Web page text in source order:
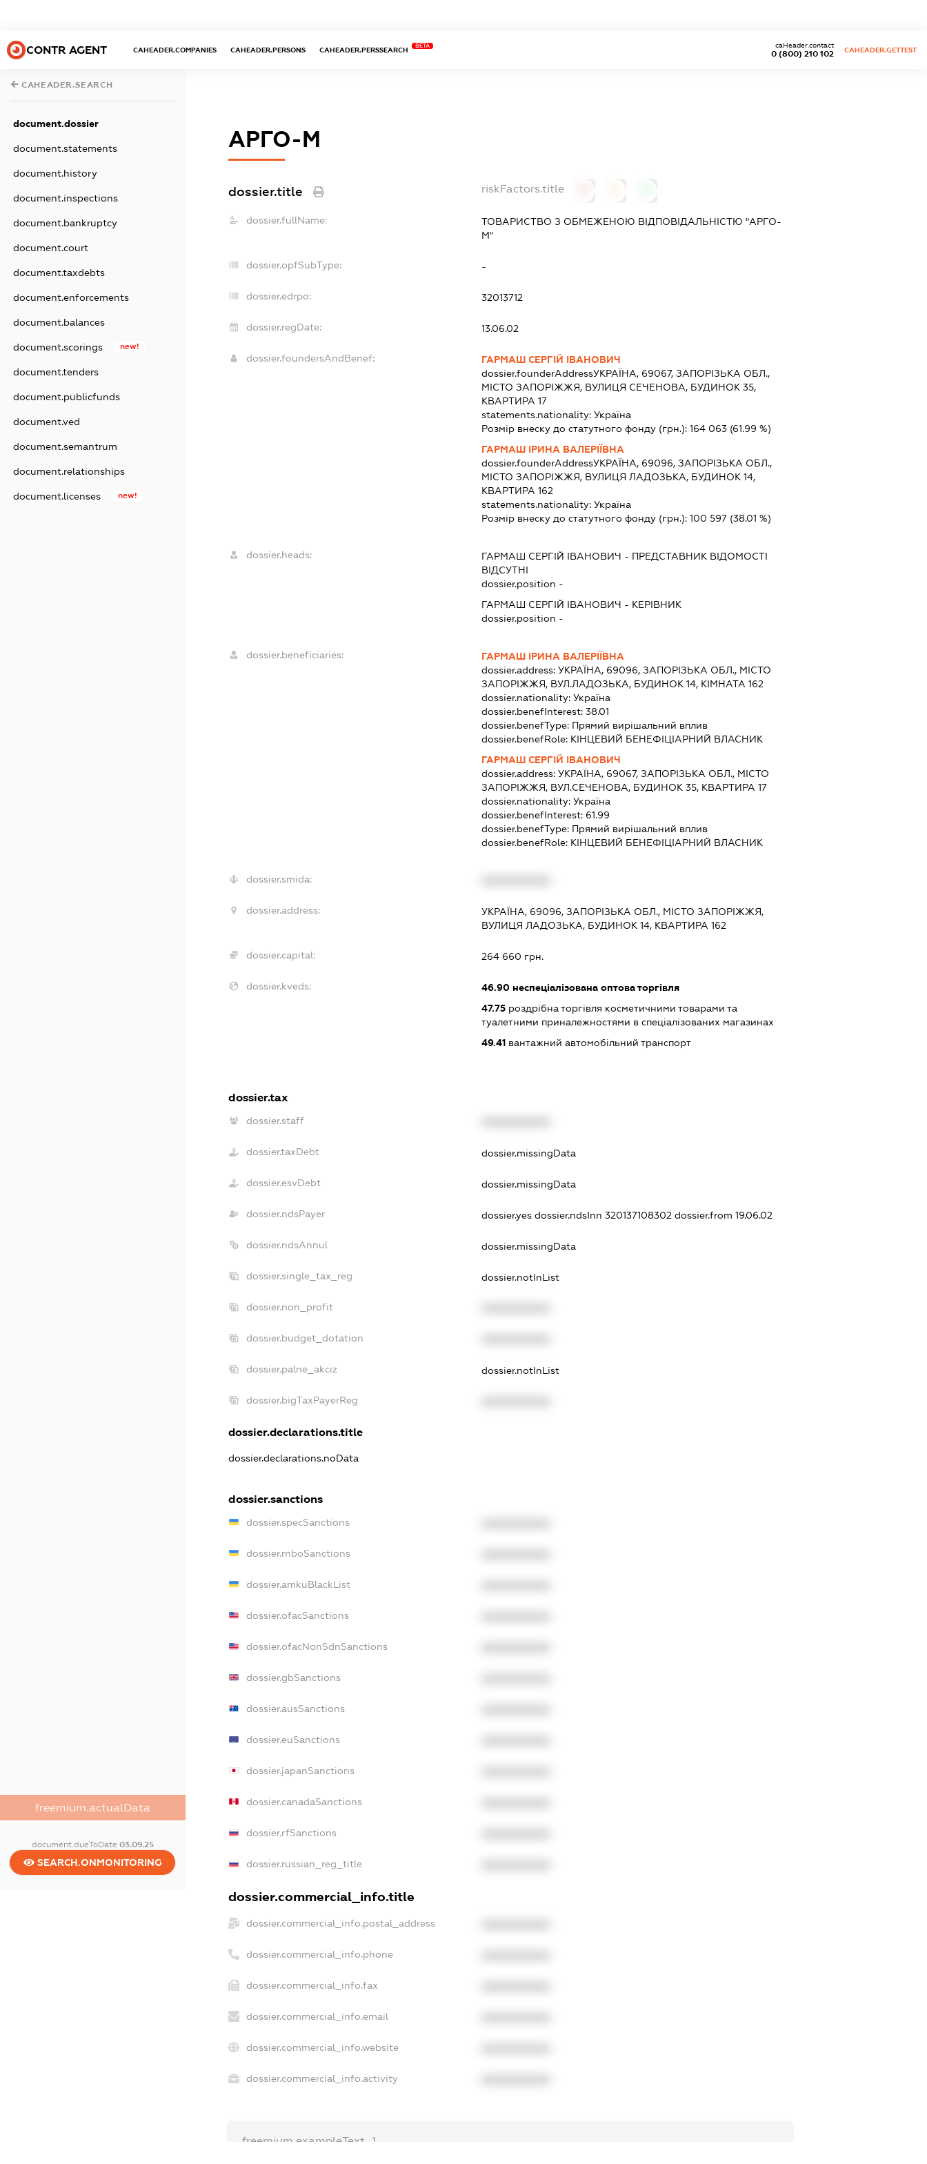
CONTR AGENT CAHEADER.COMPANIES CAHEADER.PERSONS CAHEADER.PERSSEARCH
BETA
0 (800) 210 102
caHeader.contact
CAHEADER.GETTEST
CAHEADER.SEARCH
document.dossier
document.statements
document.history
document.inspections
document.bankruptcy
document.court
document.taxdebts
document.enforcements
document.balances
document.scorings new!
document.tenders
document.publicfunds
document.ved
document.semantrum
document.relationships
document.licenses new!
freemium.actualData
document.dueToDate 03.09.25
SEARCH.ONMONITORING
АРГО-М
dossier.title riskFactors.title
dossier.fullName:
ТОВАРИСТВО З ОБМЕЖЕНОЮ ВІДПОВІДАЛЬНІСТЮ "АРГО-
М"
dossier.opfSubType: -
dossier.edrpo: 32013712
dossier.regDate: 13.06.02
dossier.foundersAndBenef:
ГАРМАШ СЕРГІЙ ІВАНОВИЧ
dossier.founderAddressУКРАЇНА, 69067, ЗАПОРІЗЬКА ОБЛ.,
МІСТО ЗАПОРІЖЖЯ, ВУЛИЦЯ СЕЧЕНОВА, БУДИНОК 35,
КВАРТИРА 17
statements.nationality:Україна
Розмір внеску до статутного фонду (грн.):164 063 (61.99 %)
ГАРМАШ ІРИНА ВАЛЕРІЇВНА
dossier.founderAddressУКРАЇНА, 69096, ЗАПОРІЗЬКА ОБЛ.,
МІСТО ЗАПОРІЖЖЯ, ВУЛИЦЯ ЛАДОЗЬКА, БУДИНОК 14,
КВАРТИРА 162
statements.nationality:Україна
Розмір внеску до статутного фонду (грн.):100 597 (38.01 %)
dossier.heads: ГАРМАШ СЕРГІЙ ІВАНОВИЧ - ПРЕДСТАВНИК ВІДОМОСТІ
ВІДСУТНІ
dossier.position -
ГАРМАШ СЕРГІЙ ІВАНОВИЧ - КЕРІВНИК
dossier.position -
dossier.beneficiaries:
ГАРМАШ ІРИНА ВАЛЕРІЇВНА
dossier.address:УКРАЇНА, 69096, ЗАПОРІЗЬКА ОБЛ., МІСТО
ЗАПОРІЖЖЯ, ВУЛ.ЛАДОЗЬКА, БУДИНОК 14, КІМНАТА 162
dossier.nationality:Україна
dossier.benefInterest:38.01
dossier.benefType: Прямий вирішальний вплив
dossier.benefRole: КІНЦЕВИЙ БЕНЕФІЦІАРНИЙ ВЛАСНИК
ГАРМАШ СЕРГІЙ ІВАНОВИЧ
dossier.address:УКРАЇНА, 69067, ЗАПОРІЗЬКА ОБЛ., МІСТО
ЗАПОРІЖЖЯ, ВУЛ.СЕЧЕНОВА, БУДИНОК 35, КВАРТИРА 17
dossier.nationality:Україна
dossier.benefInterest: 61.99
dossier.benefType: Прямий вирішальний вплив
dossier.benefRole: КІНЦЕВИЙ БЕНЕФІЦІАРНИЙ ВЛАСНИК
dossier.smida:
dossier.address:
УКРАЇНА, 69096, ЗАПОРІЗЬКА ОБЛ., МІСТО ЗАПОРІЖЖЯ,
ВУЛИЦЯ ЛАДОЗЬКА, БУДИНОК 14, КВАРТИРА 162
dossier.capital: 264 660 грн.
dossier.kveds: 46.90 неспеціалізована оптова торгівля
47.75 роздрібна торгівля косметичними товарами та
туалетними приналежностями в спеціалізованих магазинах
49.41 вантажний автомобільний транспорт
dossier.tax
dossier.staff
dossier.taxDebt dossier.missingData
dossier.esvDebt dossier.missingData
dossier.ndsPayer dossier.yesdossier.ndsInn 320137108302dossier.from 19.06.02
dossier.ndsAnnul dossier.missingData
dossier.single_tax_reg dossier.notInList
dossier.non_profit
dossier.budget_dotation
dossier.palne_akciz dossier.notInList
dossier.bigTaxPayerReg
dossier.declarations.title
dossier.declarations.noData
dossier.sanctions
dossier.specSanctions
dossier.rnboSanctions
dossier.amkuBlackList
dossier.ofacSanctions
dossier.ofacNonSdnSanctions
dossier.gbSanctions
dossier.ausSanctions
dossier.euSanctions
dossier.japanSanctions
dossier.canadaSanctions
dossier.rfSanctions
dossier.russian_reg_title
dossier.commercial_info.title
dossier.commercial_info.postal_address
dossier.commercial_info.phone
dossier.commercial_info.fax
dossier.commercial_info.email
dossier.commercial_info.website
dossier.commercial_info.activity
freemium.exampleText_1